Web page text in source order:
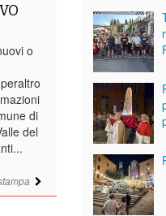
o
di
del